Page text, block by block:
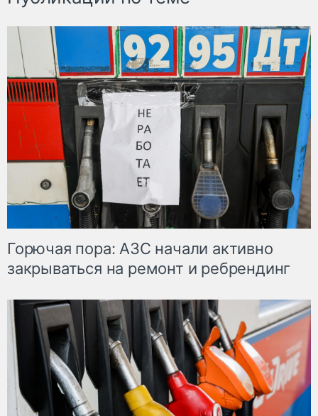
Горючая пора: АЗС начали активно
закрываться на ремонт и ребрендинг